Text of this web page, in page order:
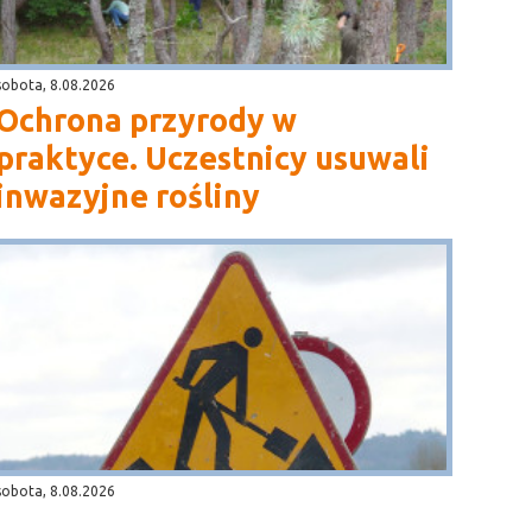
8.08.2026
przyrody w
Uczestnicy usuwali
rośliny
8.08.2026